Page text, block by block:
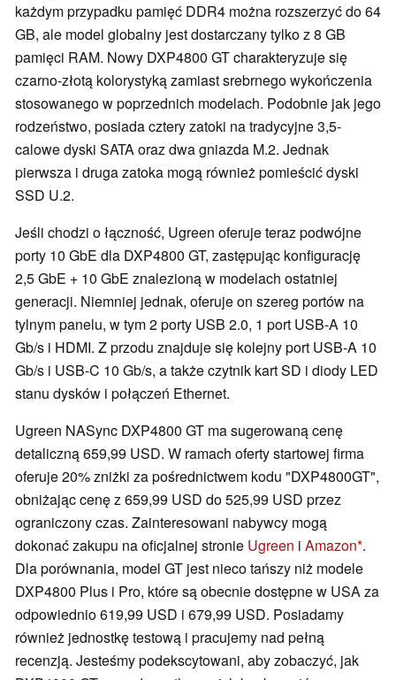
każdym przypadku pamięć DDR4 można rozszerzyć do 64
GB, ale model globalny jest dostarczany tylko z 8 GB
pamięci RAM. Nowy DXP4800 GT charakteryzuje się
czarno-złotą kolorystyką zamiast srebrnego wykończenia
stosowanego w poprzednich modelach. Podobnie jak jego
rodzeństwo, posiada cztery zatoki na tradycyjne 3,5-
calowe dyski SATA oraz dwa gniazda M.2. Jednak
pierwsza i druga zatoka mogą również pomieścić dyski
SSD U.2.
Jeśli chodzi o łączność, Ugreen oferuje teraz podwójne
porty 10 GbE dla DXP4800 GT, zastępując konfigurację
2,5 GbE + 10 GbE znalezioną w modelach ostatniej
generacji. Niemniej jednak, oferuje on szereg portów na
tylnym panelu, w tym 2 porty USB 2.0, 1 port USB-A 10
Gb/s i HDMI. Z przodu znajduje się kolejny port USB-A 10
Gb/s i USB-C 10 Gb/s, a także czytnik kart SD i diody LED
stanu dysków i połączeń Ethernet.
Ugreen NASync DXP4800 GT ma sugerowaną cenę
detaliczną 659,99 USD. W ramach oferty startowej firma
oferuje 20% zniżki za pośrednictwem kodu "DXP4800GT",
obniżając cenę z 659,99 USD do 525,99 USD przez
ograniczony czas. Zainteresowani nabywcy mogą
dokonać zakupu na oficjalnej stronie Ugreen i Amazon .
Dla porównania, model GT jest nieco tańszy niż modele
DXP4800 Plus i Pro, które są obecnie dostępne w USA za
odpowiednio 619,99 USD i 679,99 USD. Posiadamy
również jednostkę testową i pracujemy nad pełną
recenzją. Jesteśmy podekscytowani, aby zobaczyć, jak